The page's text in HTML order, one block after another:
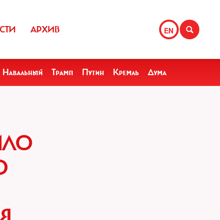
EN
АРХИВ
Навальный Трамп Путин Кремль Дума